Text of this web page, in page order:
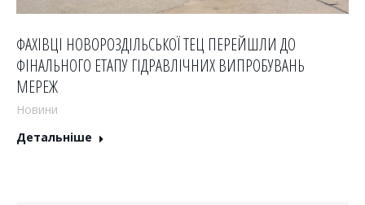
ФАХІВЦІ НОВОРОЗДІЛЬСЬКОЇ ТЕЦ ПЕРЕЙШЛИ ДО
ФІНАЛЬНОГО ЕТАПУ ГІДРАВЛІЧНИХ ВИПРОБУВАНЬ
МЕРЕЖ
Новини
Детальніше